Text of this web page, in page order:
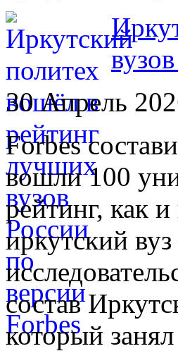
30 Апрель
Forbes
вошли 100
рейтинг, как
иркутский
состав
который